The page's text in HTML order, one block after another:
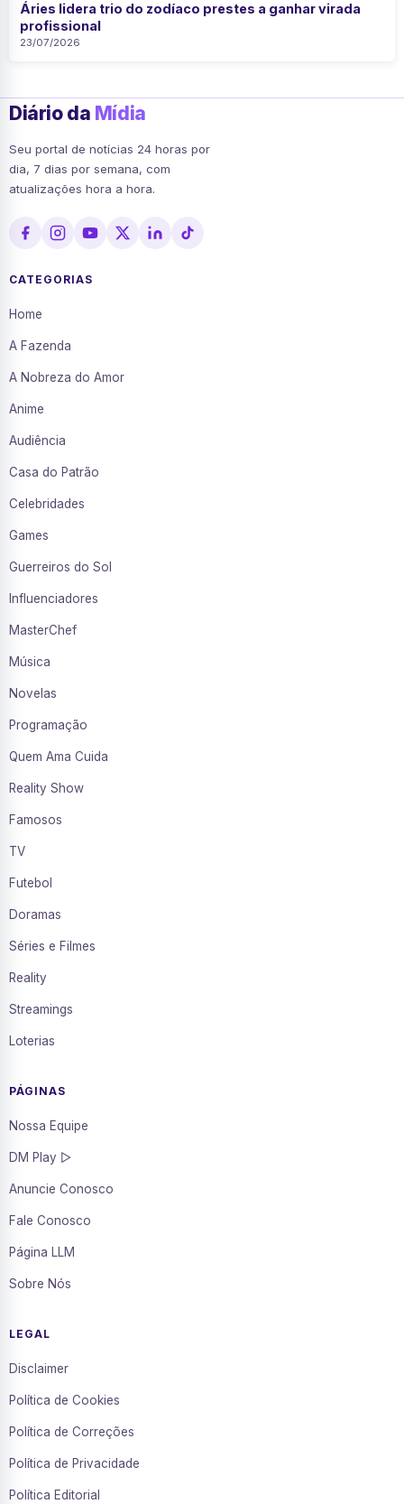
Áries lidera trio do zodíaco prestes a ganhar virada
profissional
23/07/2026
Diário da Mídia
Seu portal de notícias 24 horas por
dia, 7 dias por semana, com
atualizações hora a hora.
CATEGORIAS
Home
A Fazenda
A Nobreza do Amor
Anime
Audiência
Casa do Patrão
Celebridades
Games
Guerreiros do Sol
Influenciadores
MasterChef
Música
Novelas
Programação
Quem Ama Cuida
Reality Show
Famosos
TV
Futebol
Doramas
Séries e Filmes
Reality
Streamings
Loterias
PÁGINAS
Nossa Equipe
DM Play ▷
Anuncie Conosco
Fale Conosco
Página LLM
Sobre Nós
LEGAL
Disclaimer
Política de Cookies
Política de Correções
Política de Privacidade
Política Editorial